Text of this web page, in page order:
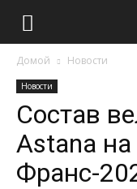
Домой Новости
Новости
Состав
Astana на
Франс-